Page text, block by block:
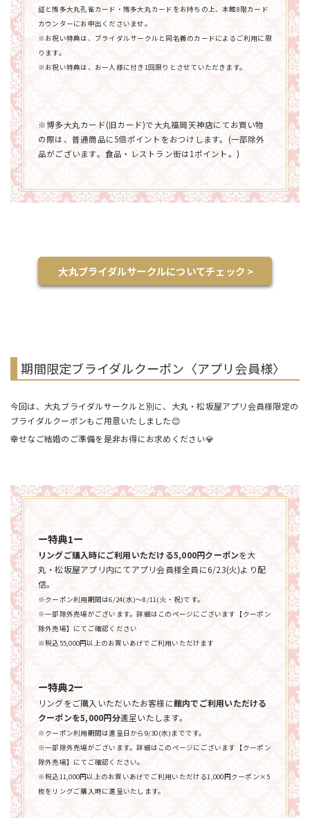
証と博多大丸孔雀カード・博多大丸カードをお持ちの上、本館8階カード
カウンターにお申出くださいませ。
※お祝い特典は、ブライダルサークルと同名義のカードによるご利用に限
ります。
※お祝い特典は、お一人様に付き1回限りとさせていただきます。
※博多大丸カード(旧カード)で大丸福岡天神店にてお買い物
の際は、普通商品に5倍ポイントをおつけします。(一部除外
品がございます。 食品・レストラン街は1ポイント。)
大丸ブライダルサークルについてチェック >
期間限定ブライダルクーポン〈アプリ会員様〉
今回は、大丸ブライダルサークルと別に、大丸・松坂屋アプリ会員様限定の
ブライダルクーポンもご用意いたしました😊
幸せなご結婚のご準備を是非お得にお求めください💎
ー特典1ー
リングご購入時にご利用いただける5,000円クーポンを大
丸・松坂屋アプリ内にてアプリ会員様全員に6/23(火)より配
信。
※クーポン利用期間は6/24(水)～8/11(火・祝)です。
※一部除外売場がございます。詳細はこのページにございます【クーポン
除外売場】にてご確認ください
※税込55,000円以上のお買いあげでご利用いただけます
ー特典2ー
リングをご購入いただいたお客様に館内でご利用いただける
クーポンを5,000円分進呈いたします。
※クーポン利用期間は進呈日から9/30(水)までです。
※一部除外売場がございます。詳細はこのページにございます【クーポン
除外売場】にてご確認ください。
※税込11,000円以上のお買いあげでご利用いただける1,000円クーポン×5
枚をリングご購入時に進呈いたします。